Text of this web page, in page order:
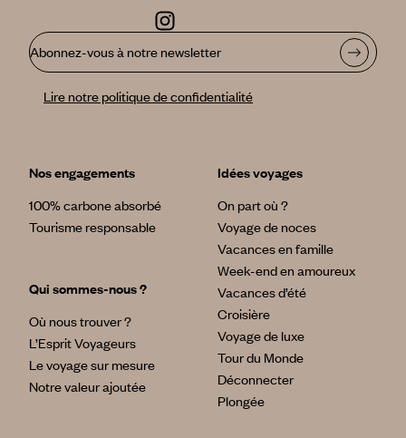
Abonnez-vous à notre newsletter
Lire notre politique de confidentialité
Nos engagements
100% carbone absorbé
Tourisme responsable
Qui sommes-nous ?
Où nous trouver ?
L’Esprit Voyageurs
Le voyage sur mesure
Notre valeur ajoutée
Idées voyages
On part où ?
Voyage de noces
Vacances en famille
Week-end en amoureux
Vacances d’été
Croisière
Voyage de luxe
Tour du Monde
Déconnecter
Plongée